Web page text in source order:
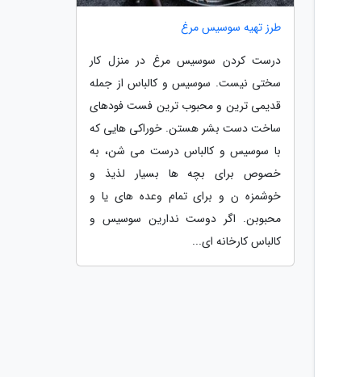
طرز تهیه سوسیس مرغ
درست کردن سوسیس مرغ در منزل کار
سختی نیست. سوسیس و کالباس از جمله
قدیمی ترین و محبوب ترین فست فودهای
ساخت دست بشر هستن. خوراکی هایی که
با سوسیس و کالباس درست می شن، به
خصوص برای بچه ها بسیار لذیذ و
خوشمزه ن و برای تمام وعده های یا و
محبوبن. اگر دوست ندارین سوسیس و
کالباس کارخانه ای...